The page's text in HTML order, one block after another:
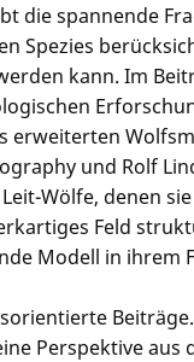
die spannende
Spezies
kann. Im
erweiterten
und Rolf
Wölfe, denen
Feld
Modell in ihrem
Perspektive aus